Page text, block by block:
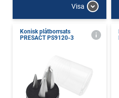
Visa
Konisk plåtborrsats
PRESACT PS9120-3